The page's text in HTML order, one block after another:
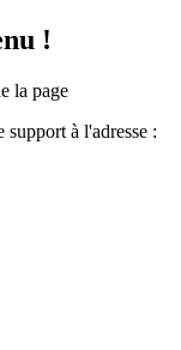
!
la page
support à l'adresse :